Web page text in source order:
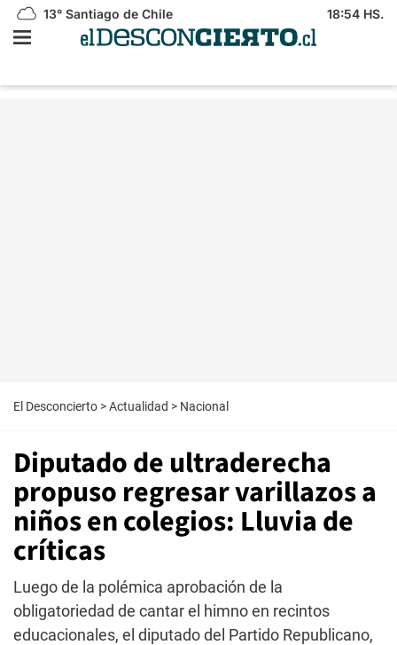
13° Santiago de Chile 18:54 HS.
El Desconcierto >Actualidad > Nacional
Diputado de ultraderecha
propuso regresar varillazos a
niños en colegios: Lluvia de
críticas
Luego de la polémica aprobación de la
obligatoriedad de cantar el himno en recintos
educacionales, el diputado del Partido Republicano,